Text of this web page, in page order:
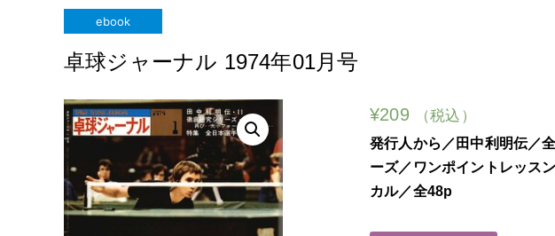
ebook
卓球ジャーナル 1974年01月号
¥209 （税込）
発行人から／田中利明伝／
ーズ／ワンポイントレッス
カル／全48p